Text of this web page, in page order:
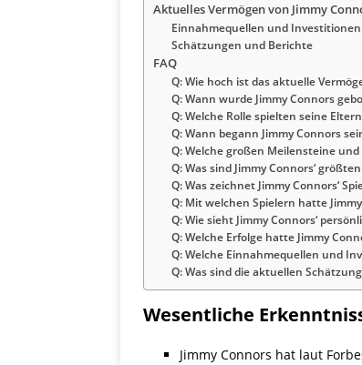
Aktuelles Vermögen von Jimmy
Einnahmequellen und Investitionen
Schätzungen und Berichte
FAQ
Q: Wie hoch ist das aktuelle
Q: Wann wurde Jimmy Connors
Q: Welche Rolle spielten seine
Q: Wann begann Jimmy Connors
Q: Welche großen Meilensteine
Q: Was sind Jimmy Connors‘
Q: Was zeichnet Jimmy Connors‘
Q: Mit welchen Spielern hatte
Q: Wie sieht Jimmy Connors‘
Q: Welche Erfolge hatte Jimmy
Q: Welche Einnahmequellen und
Q: Was sind die aktuellen
Wesentliche
Jimmy Connors hat laut